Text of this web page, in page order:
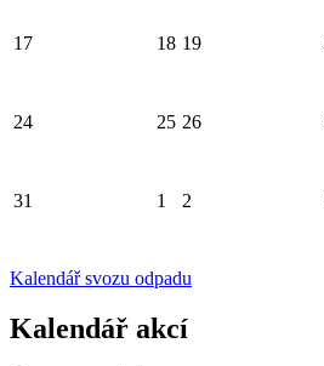
17 18 19
24 25 26
31 1 2
Kalendář svozu odpadu
Kalendář akcí